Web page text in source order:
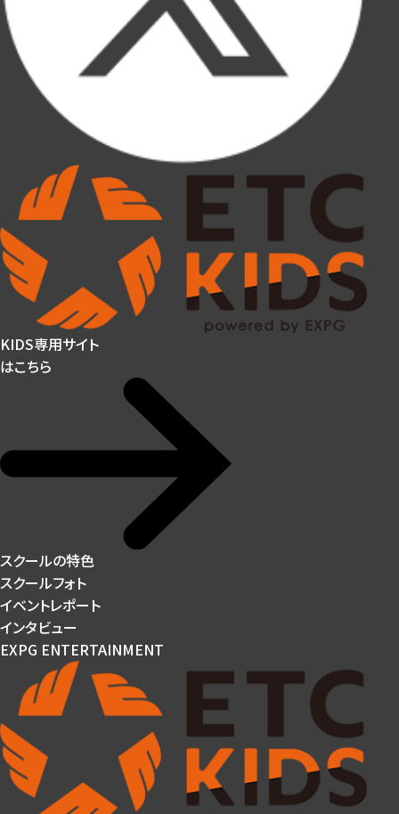
KIDS専用サイト
はこちら
スクールの特色
スクールフォト
イベントレポート
インタビュー
EXPG ENTERTAINMENT